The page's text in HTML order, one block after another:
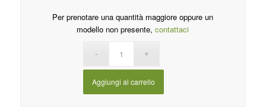
Per prenotare una quantità maggiore oppure un
modello non presente,contattaci
Aggiungi al carrello